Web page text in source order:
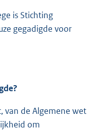
is Stichting
gegadigde voor
van de Algemene wet
om